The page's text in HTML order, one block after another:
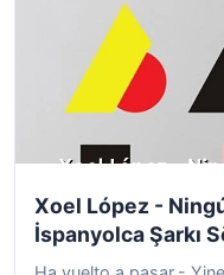
Xoel López -
İspanyolca Şarkı